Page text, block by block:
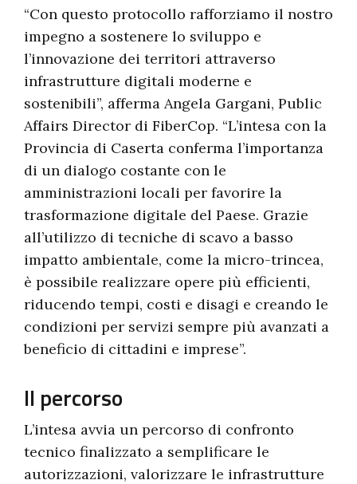
“Con questo protocollo rafforziamo il nostro
impegno a sostenere lo sviluppo e
l’innovazione dei territori attraverso
infrastrutture digitali moderne e
sostenibili”, afferma Angela Gargani, Public
Affairs Director di FiberCop. “L’intesa con la
Provincia di Caserta conferma l’importanza
di un dialogo costante con le
amministrazioni locali per favorire la
trasformazione digitale del Paese. Grazie
all’utilizzo di tecniche di scavo a basso
impatto ambientale, come la micro-trincea,
è possibile realizzare opere più efficienti,
riducendo tempi, costi e disagi e creando le
condizioni per servizi sempre più avanzati a
beneficio di cittadini e imprese”.
Il percorso
L’intesa avvia un percorso di confronto
tecnico finalizzato a semplificare le
autorizzazioni, valorizzare le infrastrutture